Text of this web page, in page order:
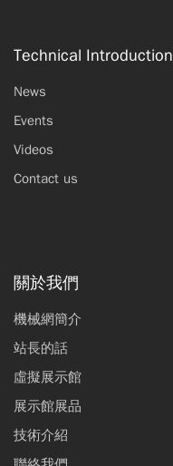
Technical Introduction
News
Events
Videos
Contact us
關於我們
機械網簡介
站長的話
虛擬展示館
展示館展品
技術介紹